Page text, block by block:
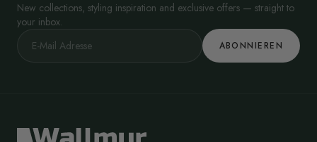
New collections, styling inspiration and exclusive offers — straight to
your inbox.
ABONNIEREN